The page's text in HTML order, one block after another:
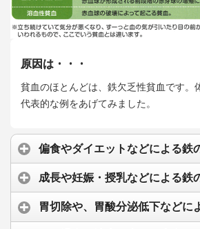
原因は・・・
貧血のほとんどは、鉄欠乏性貧血です。
代表的な例をあげてみました。
偏食やダイエットなどによる鉄
成長や妊娠・授乳などによる鉄
胃切除や、胃酸分泌低下などに